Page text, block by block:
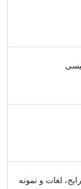
لغات و نمونه